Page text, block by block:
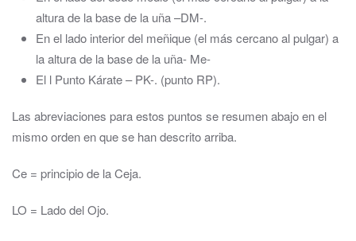
altura de la base de la uña –DM-.
En el lado interior del meñique (el más cercano al pulgar) a
la altura de la base de la uña- Me-
El l Punto Kárate – PK-. (punto RP).
Las abreviaciones para estos puntos se resumen abajo en el
mismo orden en que se han descrito arriba.
Ce = principio de la Ceja.
LO = Lado del Ojo.